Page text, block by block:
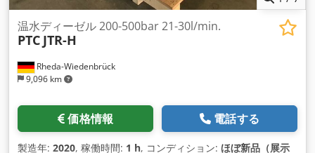
Rheda-Wiedenbrück
9,096 km
温水ディーゼル 200-500bar 21-30l/min.
PTC JTR-H
価格情報 電話する
製造年: 2020, 稼働時間: 1 h, コンディション: ほぼ新品（展示